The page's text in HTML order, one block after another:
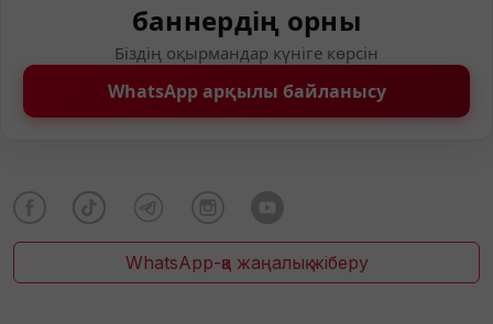
баннердің орны
Біздің оқырмандар күніге көрсін
WhatsApp арқылы байланысу
WhatsApp-қа жаңалық жіберу